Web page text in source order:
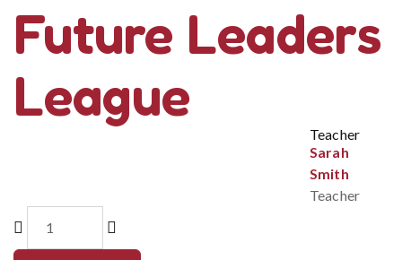
Future Leaders
League
Teacher
Sarah
Smith
Teacher